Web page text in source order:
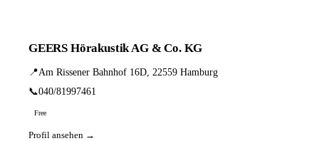
GEERS Hörakustik AG & Co. KG
📍Am Rissener Bahnhof 16D, 22559 Hamburg
📞040/81997461
Free
Profil ansehen →